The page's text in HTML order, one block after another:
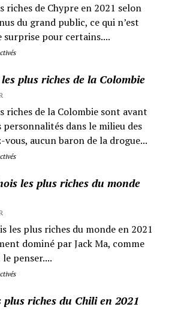
riches de Chypre en 2021 selon
du grand public, ce qui n’est
surprise pour certains....
plus riches de la Colombie
riches de la Colombie sont avant
dans le milieu des
aucun baron de la drogue...
les plus riches du monde
les plus riches du monde en 2021
dominé par Jack Ma, comme
penser....
plus riches du Chili en 2021